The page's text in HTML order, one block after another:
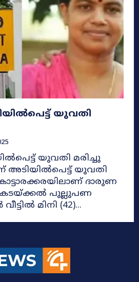
യുവതി
യുവതി മരിച്ചു
അടിയില്‍പെട്ട് യുവതി
ദാരുണ
കടയ്ക്കല്‍ പുല്ലുപണ
മിനി (42)...